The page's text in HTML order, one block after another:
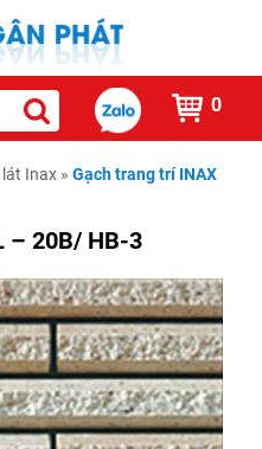
0
Inax » Gạch trang trí INAX
– 20B/ HB-3